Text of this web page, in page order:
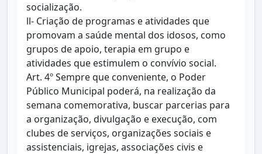
socialização.
ll- Criação de programas e atividades que
promovam a saúde mental dos idosos, como
grupos de apoio, terapia em grupo e
atividades que estimulem o convívio social.
Art. 4º Sempre que conveniente, o Poder
Público Municipal poderá, na realização da
semana comemorativa, buscar parcerias para
a organização, divulgação e execução, com
clubes de serviços, organizações sociais e
assistenciais, igrejas, associações civis e